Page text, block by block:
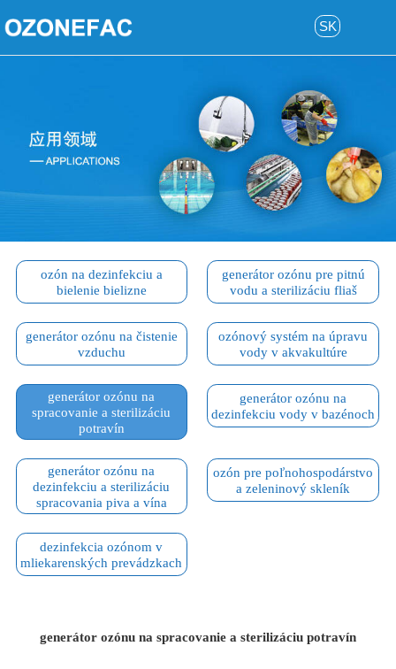
SK
ozón na dezinfekciu a
bielenie bielizne
generátor ozónu pre pitnú
vodu a sterilizáciu fliaš
generátor ozónu na čistenie
vzduchu
ozónový systém na úpravu
vody v akvakultúre
generátor ozónu na
spracovanie a sterilizáciu
potravín
generátor ozónu na
dezinfekciu vody v bazénoch
generátor ozónu na
dezinfekciu a sterilizáciu
spracovania piva a vína
ozón pre poľnohospodárstvo
a zeleninový skleník
dezinfekcia ozónom v
mliekarenských prevádzkach
generátor ozónu na spracovanie a sterilizáciu potravín